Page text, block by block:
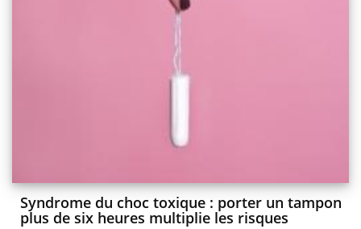
Syndrome du choc toxique : porter un tampon
plus de six heures multiplie les risques